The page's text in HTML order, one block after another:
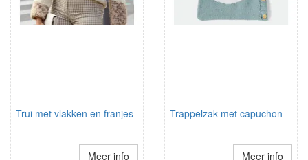
Trui met vlakken en franjes
Meer info
Trappelzak met capuchon
Meer info